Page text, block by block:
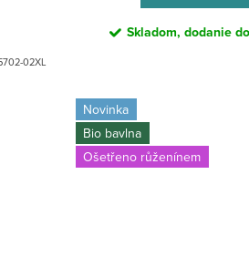
02XL
Skladom, dodanie
Novinka
Bio bavlna
Ošetřeno růženínem